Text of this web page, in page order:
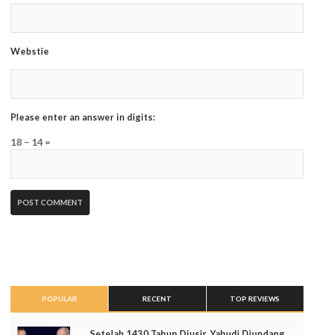
Webstie
Please enter an answer in digits:
18 − 14 =
POPULAR RECENT TOP REVIEWS